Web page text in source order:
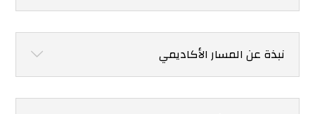
نبذة عن المسار الأكاديمي